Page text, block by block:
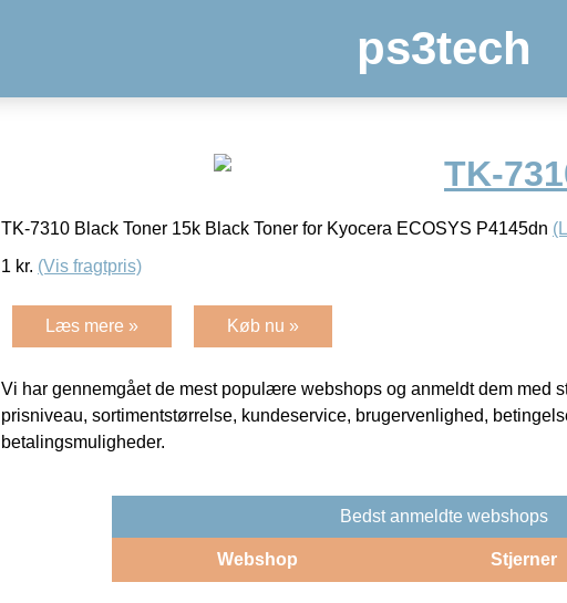
ps3tech
TK-
TK-7310 Black Toner 15k Black Toner for Kyocera ECOSYS P4145dn
1 kr. (Vis fragtpris)
Læs mere » Køb nu »
Vi har gennemgået de mest populære webshops og anmeldt dem med
prisniveau, sortimentstørrelse, kundeservice, brugervenlighed,
betalingsmuligheder.
Bedst anmeldte webshops
Webshop Stjerner